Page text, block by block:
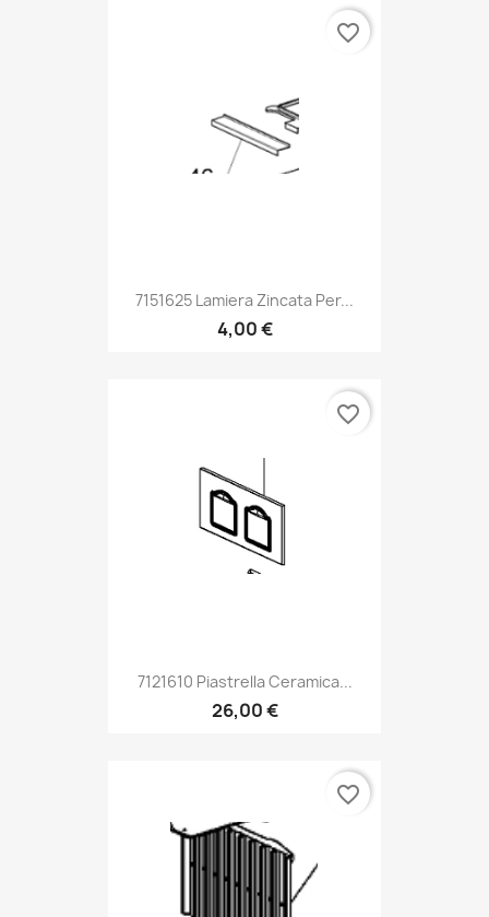
7151625 Lamiera Zincata Per...
4,00 €
favorite_border
7121610 Piastrella Ceramica...
26,00 €
favorite_border
favorite_border